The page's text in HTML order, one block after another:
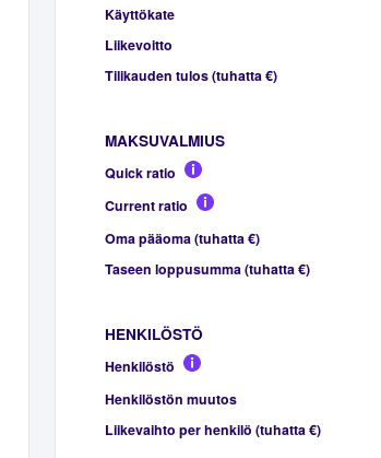
Käyttökate
Liikevoitto
Tilikauden tulos (tuhatta €)
MAKSUVALMIUS
Quick ratio
Current ratio
Oma pääoma (tuhatta €)
Taseen loppusumma (tuhatta €)
HENKILÖSTÖ
Henkilöstö
Henkilöstön muutos
Liikevaihto per henkilö (tuhatta €)